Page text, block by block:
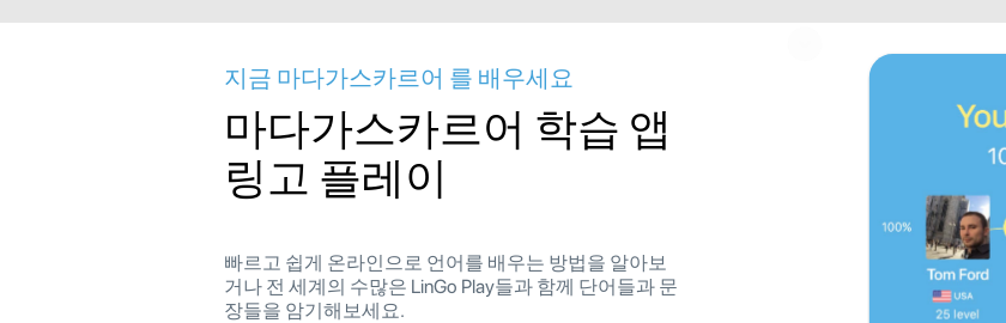
지금 마다가스카르어 를 배우세요
마다가스카르어 학습 앱
링고 플레이
빠르고 쉽게 온라인으로 언어를 배우는 방법을 알아보
거나 전 세계의 수많은 LinGo Play들과 함께 단어들과 문
장들을 암기해보세요.